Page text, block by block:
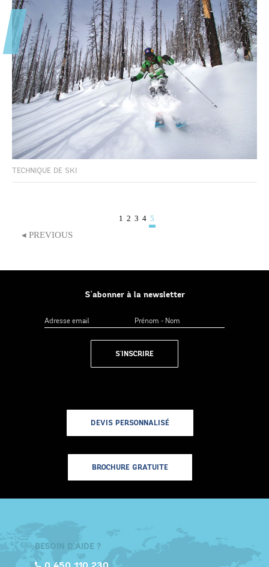
TECHNIQUE DE SKI
1 2 3 4 5
◂ PREVIOUS
S'abonner à la newsletter
S'INSCRIRE
DEVIS PERSONNALISÉ
BROCHURE GRATUITE
BESOIN D'AIDE ?